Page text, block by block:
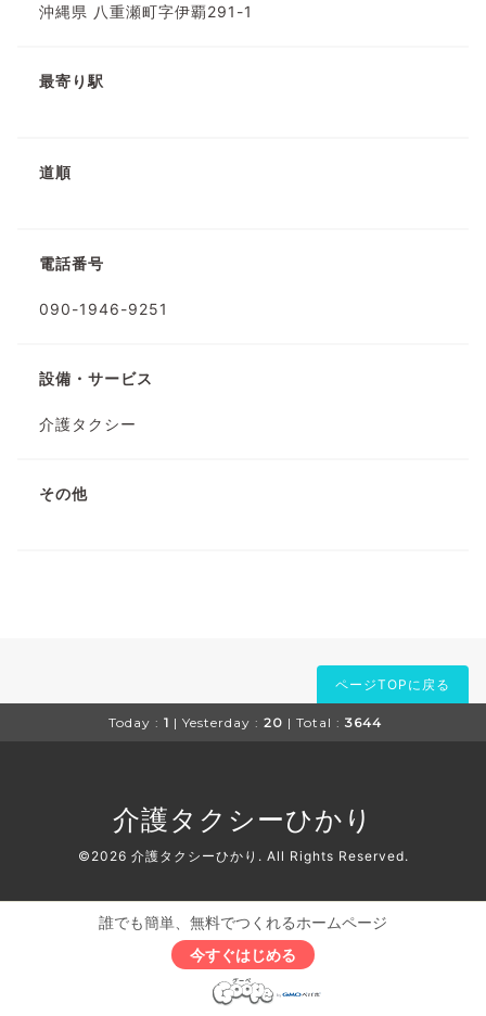
沖縄県 八重瀬町字伊覇291-1
最寄り駅
道順
電話番号
090-1946-9251
設備・サービス
介護タクシー
その他
ページTOPに戻る
Today : 1 | Yesterday : 20 | Total : 3644
介護タクシーひかり
©2026 介護タクシーひかり . All Rights Reserved.
誰でも簡単、無料でつくれるホームページ
今すぐはじめる